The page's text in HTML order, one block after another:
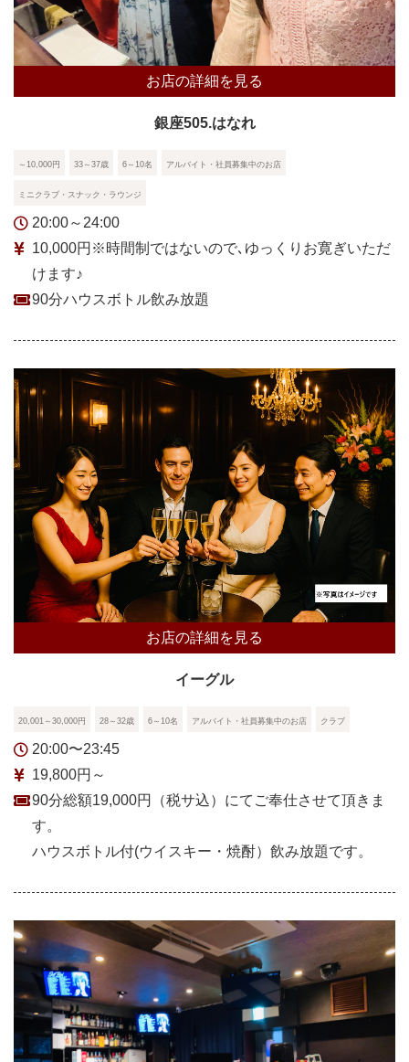
お店の詳細を見る
銀座505.はなれ
～10,000円 33～37歳 6～10名 アルバイト・社員募集中のお店
ミニクラブ・スナック・ラウンジ
20:00～24:00
10,000円※時間制ではないので､ゆっくりお寛ぎいただ
けます♪
90分ハウスボトル飲み放題
お店の詳細を見る
イーグル
20,001～30,000円 28～32歳 6～10名 アルバイト・社員募集中のお店 クラブ
20:00〜23:45
19,800円～
90分総額19,000円（税サ込）にてご奉仕させて頂きま
す。
ハウスボトル付(ウイスキー・焼酎）飲み放題です。